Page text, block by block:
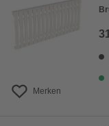
Merken